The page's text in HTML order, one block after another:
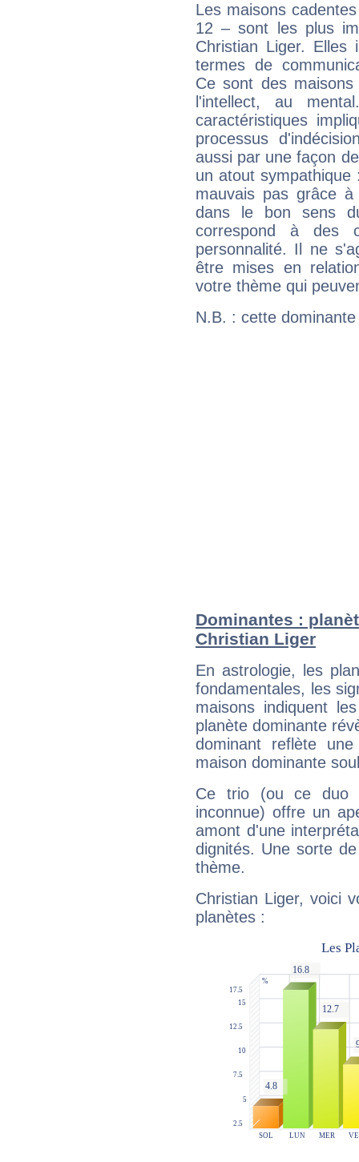
Les maisons
12 – sont les plus
Christian Liger. Elles
termes de
Ce sont des
l'intellect, au
caractéristiques
processus
aussi par une façon
un atout
mauvais pas grâce
dans le bon sens
correspond à des
personnalité. Il ne
être mises en
votre thème qui
N.B. : cette
Dominantes :
Christian Liger
En astrologie, les
fondamentales, les
maisons indiquent
planète dominante
dominant reflète
maison dominante
Ce trio (ou ce duo
inconnue) offre un
amont d'une
dignités. Une sorte
thème.
Christian Liger, voici
planètes :